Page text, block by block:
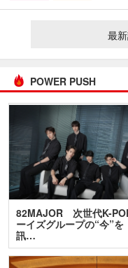
最
POWER PUSH
82MAJOR 次世代K-
ーイズグループの“今”を
訊…